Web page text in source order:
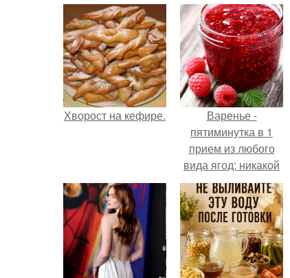
Хворост на кефире.
Варенье -
пятиминутка в 1
прием из любого
вида ягод: никакой
длительной варки,
все витамины на
месте!